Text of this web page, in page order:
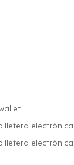
electrónica
electrónica